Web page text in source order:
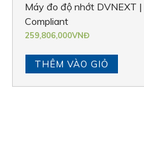
Máy đo độ nhớt DVNEXT
Compliant
259,806,000VNĐ
THÊM VÀO GIỎ